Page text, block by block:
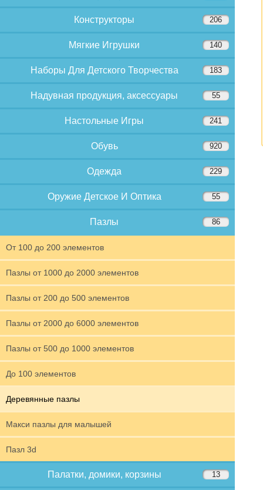
Конструкторы 206
Мягкие Игрушки 140
Наборы Для Детского Творчества 183
Надувная продукция, аксессуары 55
Настольные Игры 241
Обувь 920
Одежда 229
Оружие Детское И Оптика 55
Пазлы 86
От 100 до 200 элементов
Пазлы от 1000 до 2000 элементов
Пазлы от 200 до 500 элементов
Пазлы от 2000 до 6000 элементов
Пазлы от 500 до 1000 элементов
До 100 элементов
Деревянные пазлы
Макси пазлы для малышей
Пазл 3d
Палатки, домики, корзины 13